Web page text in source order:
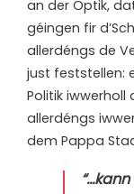
an der Optik,
géingen fir
allerdéngs de
just feststellen:
Politik iwwerholl
allerdéngs
dem Pappa